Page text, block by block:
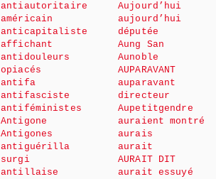
antiautoritaire
américain
anticapitaliste
affichant
antidouleurs
opiacés
antifa
antifasciste
antiféministes
Antigone
Antigones
antiguérilla
surgi
antillaise
Aujourd’hui
aujourd’hui
députée
Aung San
Aunoble
AUPARAVANT
auparavant
directeur
Aupetitgendre
auraient montré
aurais
aurait
AURAIT DIT
aurait essuyé